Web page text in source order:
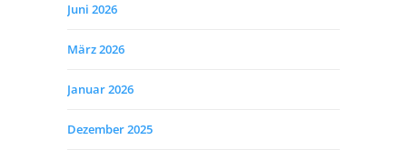
Juni 2026
März 2026
Januar 2026
Dezember 2025